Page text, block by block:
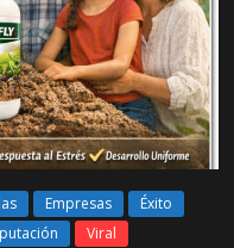
Empresas
Éxito
Viral